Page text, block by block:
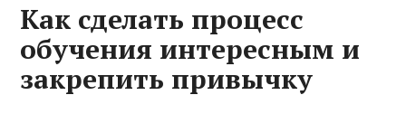
Как сделать процесс
обучения интересным и
закрепить привычку